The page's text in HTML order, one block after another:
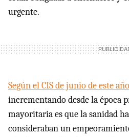
urgente.
Según el CIS de junio de este
incrementando desde la época
mayoritaria es que la sanidad
consideraban un